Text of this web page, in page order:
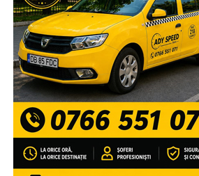
populara interpretată de artiștii
„Chindia”, dirijat de Ionuț Dumitrescu.
au fost aplaudați la scenă deschisă
Cristina Turcu Preda, Simona
Golden și, înainte de superbul foc de
luminat feeric cerul, Jean de la
RECLAMA